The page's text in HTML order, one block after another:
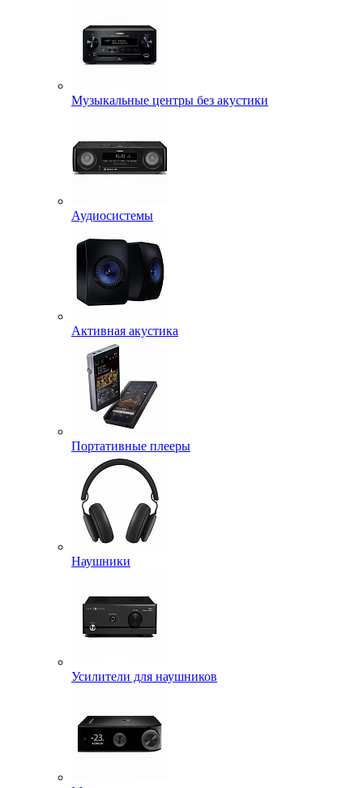
Музыкальные центры без акустики
Аудиосистемы
Активная акустика
Портативные плееры
Наушники
Усилители для наушников